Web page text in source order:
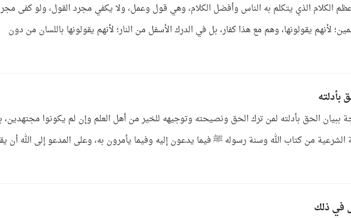
الكلام الذي يتكلم به الناس وأفضل الكلام، وهي قول وعمل، ولا يكفي مجرد القول، ولو كفى
لأنهم يقولونها، وهم مع هذا كفار، بل في الدرك الأسفل من النار؛ لأنهم يقولونها باللسان من دون
بأدلته
ببيان الحق بأدلته لمن ترك الحق ونصيحته وتوجيهه للخير من أهل العلم وإن لم يكونوا مجتهدين،
الشرعية من كتاب الله وسنة رسوله ﷺ فيما يدعون إليه وفيما يأمرون به، وعلى المدعو إلى الله أن
في ذلك